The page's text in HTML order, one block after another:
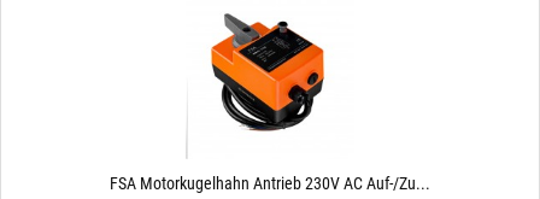
FSA Motorkugelhahn Antrieb 230V AC Auf-/Zu...